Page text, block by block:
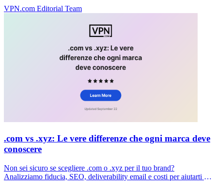
VPN.com Editorial Team
.com vs .xyz: Le vere differenze che ogni marca deve
conoscere
Non sei sicuro se scegliere .com o .xyz per il tuo brand?
Analizziamo fiducia, SEO, deliverability email e costi per aiutarti a